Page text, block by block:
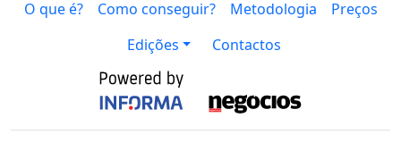
O que é? Como conseguir? Metodologia
Preços
Edições
Contactos